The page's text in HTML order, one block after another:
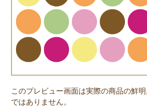
このプレビュー画面は実際の商品の鮮
ではありません。